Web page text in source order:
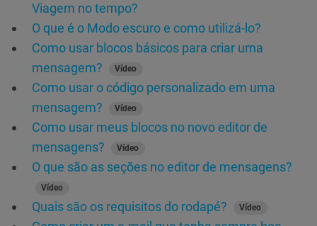
Viagem no tempo?
O que é o Modo escuro e como utilizá-lo?
Como usar blocos básicos para criar uma
mensagem?
Vídeo
Como usar o código personalizado em uma
mensagem?
Vídeo
Como usar meus blocos no novo editor de
mensagens?
Vídeo
O que são as seções no editor de mensagens?
Vídeo
Quais são os requisitos do rodapé? Vídeo